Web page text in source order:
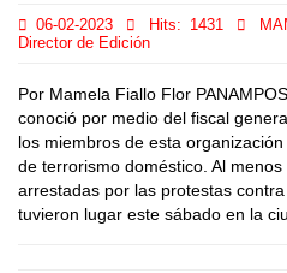
06-02-2023 Hits: 1431
Director de Edición
Por Mamela Fiallo Flor
conoció por medio del fiscal
los miembros de esta
de terrorismo doméstico. Al
arrestadas por las protestas
tuvieron lugar este sábado en la